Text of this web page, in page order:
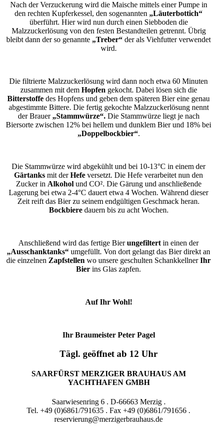
Nach der Verzuckerung wird die Maische mittels einer Pumpe in
den rechten Kupferkessel, den sogenannten „Läuterbottich“
überführt. Hier wird nun durch einen Siebboden die
Malzzuckerlösung von den festen Bestandteilen getrennt. Übrig
bleibt dann der so genannte „Treber“ der als Viehfutter verwendet
wird.
Die filtrierte Malzzuckerlösung wird dann noch etwa 60 Minuten
zusammen mit dem Hopfen gekocht. Dabei lösen sich die
Bitterstoffe des Hopfens und geben dem späteren Bier eine genau
abgestimmte Bittere. Die fertig gekochte Malzzuckerlösung nennt
der Brauer „Stammwürze“. Die Stammwürze liegt je nach
Biersorte zwischen 12% bei hellem und dunklem Bier und 18% bei
„Doppelbockbier“.
Die Stammwürze wird abgekühlt und bei 10-13°C in einem der
Gärtanks mit derHefe versetzt. Die Hefe verarbeitet nun den
Zucker in Alkoholund CO². Die Gärung und anschließende
Lagerung bei etwa 2-4°C dauert etwa 4 Wochen. Während dieser
Zeit reift das Bier zu seinem endgültigen Geschmack heran.
Bockbieredauern bis zu acht Wochen.
Anschließend wird das fertige Bierungefiltert in einen der
„Ausschanktanks“ umgefüllt. Von dort gelangt das Bier direkt an
die einzelnen Zapfstellen wo unsere geschulten SchankkellnerIhr
Bier ins Glas zapfen.
Auf Ihr Wohl!
Ihr Braumeister Peter Pagel
Tägl. geöffnet ab 12 Uhr
SAARFÜRST MERZIGER BRAUHAUS AM
YACHTHAFEN GMBH
Saarwiesenring 6 . D-66663 Merzig .
Tel. +49 (0)6861/791635 . Fax +49 (0)6861/791656 .
reservierung@merzigerbrauhaus.de